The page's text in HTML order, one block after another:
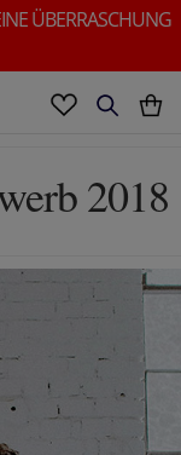
ÜBERRASCHUNG
2018